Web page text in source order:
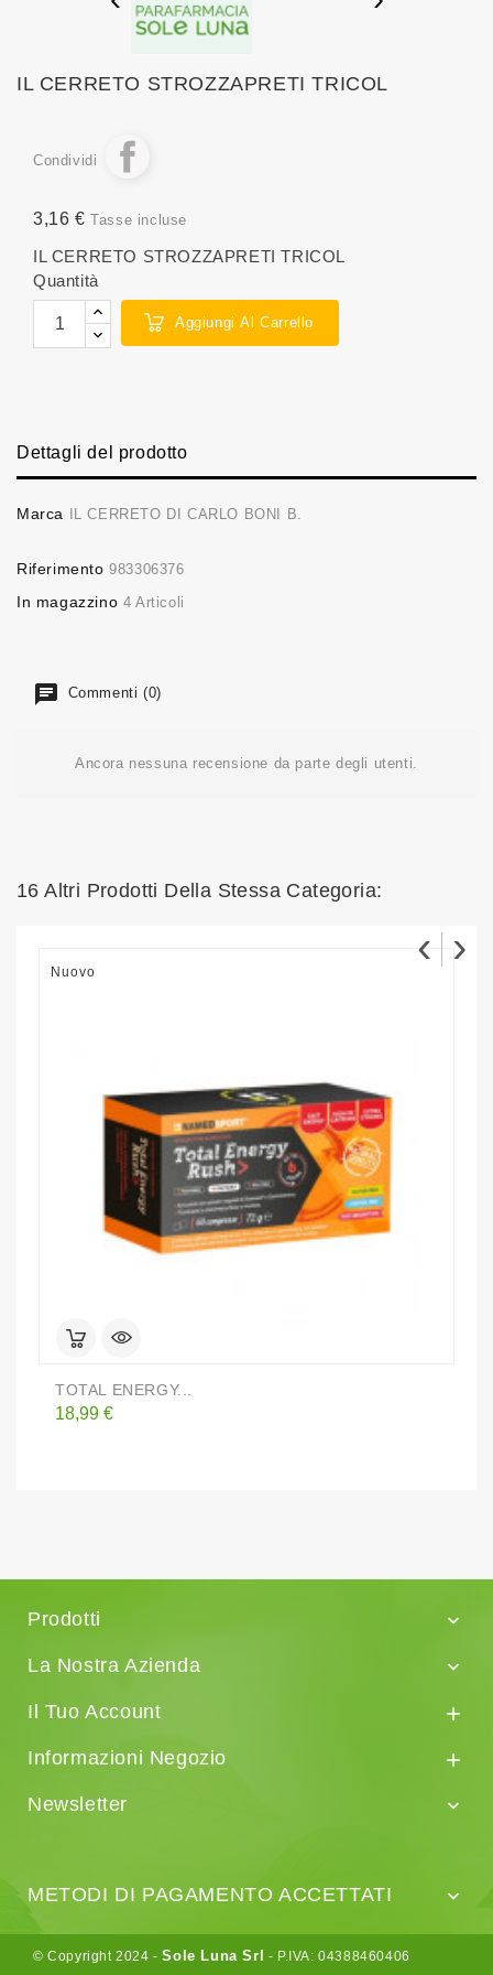
IL CERRETO STROZZAPRETI TRICOL
Condividi
3,16 € Tasse incluse
IL CERRETO STROZZAPRETI TRICOL
Quantità
Aggiungi Al Carrello
Dettagli del prodotto
Marca IL CERRETO DI CARLO BONI B.
Riferimento 983306376
In magazzino 4 Articoli
Commenti (0)
Ancora nessuna recensione da parte degli utenti.
16 Altri Prodotti Della Stessa Categoria:
Nuovo
TOTAL ENERGY...
Prezzo
18,99 €
‹ ›
Prodotti

La Nostra Azienda

Il Tuo Account

Informazioni Negozio

Newsletter

METODI DI PAGAMENTO ACCETTATI 
© Copyright 2024 -Sole Luna Srl
- P.IVA: 04388460406